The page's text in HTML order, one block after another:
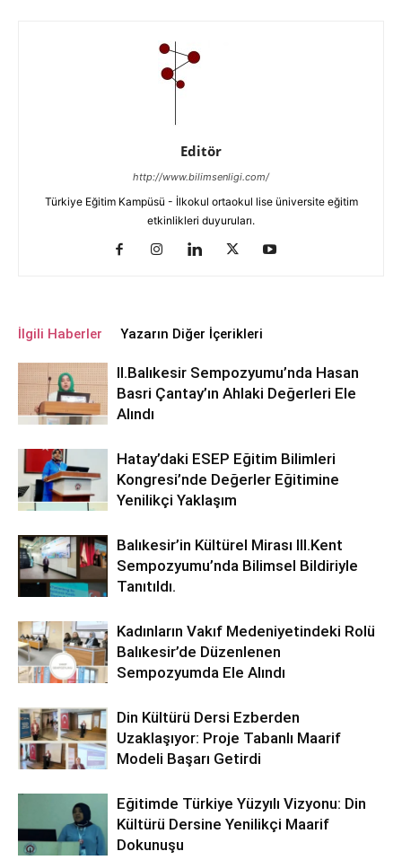
Editör
http://www.bilimsenligi.com/
Türkiye Eğitim Kampüsü - İlkokul ortaokul lise üniversite eğitim
etkinlikleri duyuruları.
İlgili Haberler Yazarın Diğer İçerikleri
ll.Balıkesir Sempozyumu’nda Hasan
Basri Çantay’ın Ahlaki Değerleri Ele
Alındı
Hatay’daki ESEP Eğitim Bilimleri
Kongresi’nde Değerler Eğitimine
Yenilikçi Yaklaşım
Balıkesir’in Kültürel Mirası lll.Kent
Sempozyumu’nda Bilimsel Bildiriyle
Tanıtıldı.
Kadınların Vakıf Medeniyetindeki Rolü
Balıkesir’de Düzenlenen
Sempozyumda Ele Alındı
Din Kültürü Dersi Ezberden
Uzaklaşıyor: Proje Tabanlı Maarif
Modeli Başarı Getirdi
Eğitimde Türkiye Yüzyılı Vizyonu: Din
Kültürü Dersine Yenilikçi Maarif
Dokunuşu